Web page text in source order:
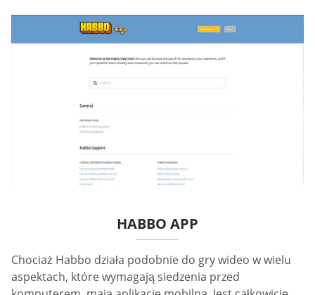
HABBO APP
Chociaż Habbo działa podobnie do gry wideo w wielu
aspektach, które wymagają siedzenia przed